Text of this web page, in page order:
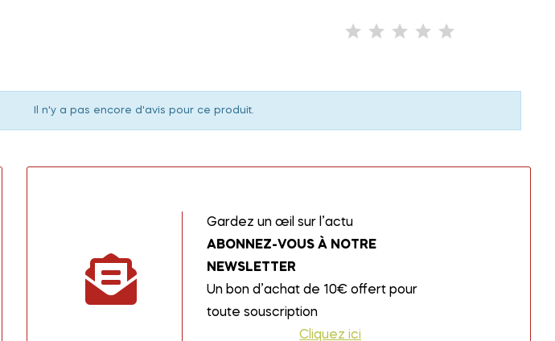
Il n'y a pas encore d'avis pour ce produit.
Gardez un œil sur l’actu
ABONNEZ-VOUS À NOTRE
NEWSLETTER
Un bon d’achat de 10€ offert pour
toute souscription
Cliquez ici